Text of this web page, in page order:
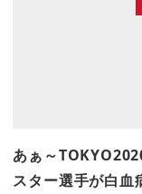
あぁ～
スター選手が白血